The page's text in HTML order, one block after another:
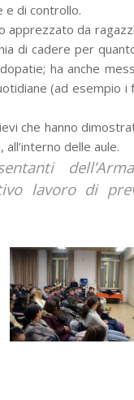
e di controllo.
apprezzato da
di cadere per
ha anche
(ad esempio
che hanno
delle aule.
lavoro di